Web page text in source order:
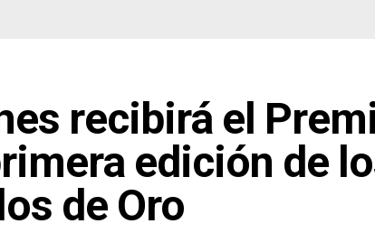
recibirá el
edición de
de Oro